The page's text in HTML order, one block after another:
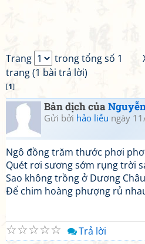
Trang
trong tổng số 1
trang (1 bài trả lời)
[1]
Bản dịch của
Gửi bởi hảo liễu ngày
Ngô đồng trăm thước phơi
Quét rơi sương sớm rụng trời
Sao không trồng ở Dương
Để chim hoàng phượng rủ
☆
☆
☆
☆
☆ Trả lời